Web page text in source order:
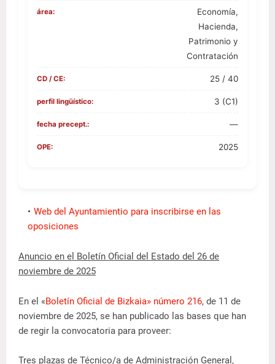
área:
Economía,
Hacienda,
Patrimonio y
Contratación
CD / CE: 25 / 40
perfil lingüístico: 3 (C1)
fecha precept.: —
OPE: 2025
Web del Ayuntamientio para inscribirse en las
oposiciones
Anuncio en el Boletín Oficial del Estado del 26 de
noviembre de 2025
En el «Boletín Oficial de Bizkaia» número 216, de 11 de
noviembre de 2025, se han publicado las bases que han
de regir la convocatoria para proveer:
Tres plazas de Técnico/a de Administración General,